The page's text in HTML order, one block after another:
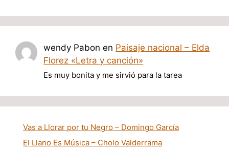
wendy Pabon en Paisaje nacional – Elda
Florez «Letra y canción»
Es muy bonita y me sirvió para la tarea
Vas a Llorar por tu Negro – Domingo García
El Llano Es Música – Cholo Valderrama